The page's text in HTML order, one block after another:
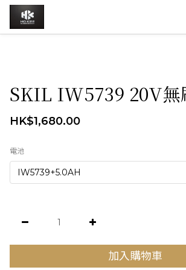
SKIL IW5739 20V無
HK$1,680.00
電池
加入購物車